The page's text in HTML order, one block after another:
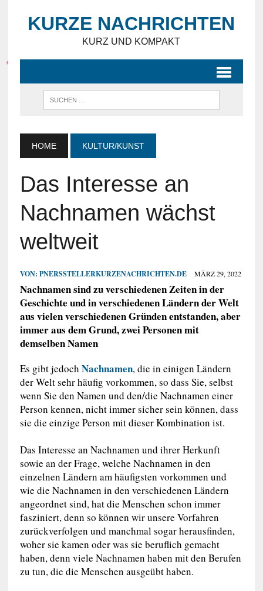
KURZE NACHRICHTEN
KURZ UND KOMPAKT
HOME KULTUR/KUNST
Das Interesse an
Nachnamen wächst
weltweit
VON: PNERSSTELLERKURZENACHRICHTEN.DE MÄRZ 29, 2022
Nachnamen sind zu verschiedenen Zeiten in der
Geschichte und in verschiedenen Ländern der Welt
aus vielen verschiedenen Gründen entstanden, aber
immer aus dem Grund, zwei Personen mit
demselben Namen
Es gibt jedoch Nachnamen, die in einigen Ländern
der Welt sehr häufig vorkommen, so dass Sie, selbst
wenn Sie den Namen und den/die Nachnamen einer
Person kennen, nicht immer sicher sein können, dass
sie die einzige Person mit dieser Kombination ist.
Das Interesse an Nachnamen und ihrer Herkunft
sowie an der Frage, welche Nachnamen in den
einzelnen Ländern am häufigsten vorkommen und
wie die Nachnamen in den verschiedenen Ländern
angeordnet sind, hat die Menschen schon immer
fasziniert, denn so können wir unsere Vorfahren
zurückverfolgen und manchmal sogar herausfinden,
woher sie kamen oder was sie beruflich gemacht
haben, denn viele Nachnamen haben mit den Berufen
zu tun, die die Menschen ausgeübt haben.